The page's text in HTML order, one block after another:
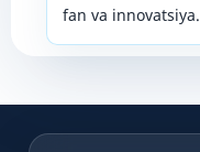
fаn vа